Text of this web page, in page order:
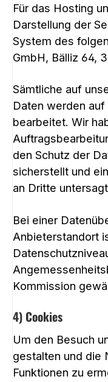
Für das Hosting
Darstellung der
System des
GmbH, Bälliz 64,
Sämtliche auf
Daten werden
bearbeitet. Wir
den Schutz der
sicherstellt und
an Dritte
Bei einer
Anbieterstandort
Kommission
4) Cookies
Um den Besuch
gestalten und die
Funktionen zu